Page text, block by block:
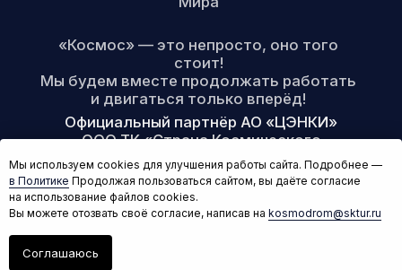
Мы используем cookies для улучшения работы сайта. Подробнее —
в Политике Продолжая пользоваться сайтом, вы даёте согласие
на использование файлов cookies.
Вы можете отозвать своё согласие, написав на kosmodrom@sktur.ru
Соглашаюсь